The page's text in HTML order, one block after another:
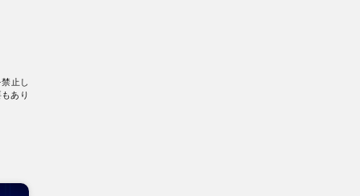
止し
あり